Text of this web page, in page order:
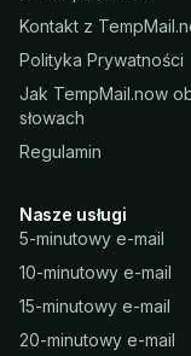
Kontakt z
Polityka Prywatności
Jak TempMail.now
słowach
Regulamin
Nasze usługi
5-minutowy e-mail
10-minutowy e-mail
15-minutowy e-mail
20-minutowy e-mail